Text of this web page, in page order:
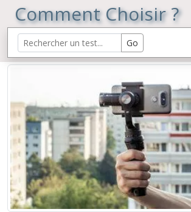
Comment Choisir ?